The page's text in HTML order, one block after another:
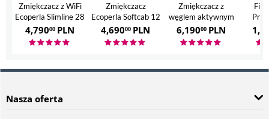
Zmiękczacz z WiFi
Ecoperla Slimline 28
4,79000 PLN
Zmiękczacz
Ecoperla Softcab 12
4,69000 PLN
Zmiękczacz z
węglem aktywnym
Ecoperla Hero
6,19000 PLN
Filtr
Nasza oferta